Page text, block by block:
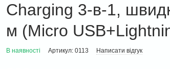
Charging 3-в-1,
м (Micro
В наявності Артикул: 0113 Написати відгук